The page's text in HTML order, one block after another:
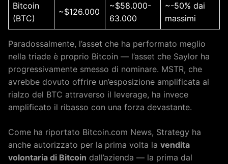
Bitcoin
(BTC)
~$126.000
~$58.000-
63.000
~-50% dai
massimi
Paradossalmente, l’asset che ha performato meglio
nella triade è proprio Bitcoin — l’asset che Saylor ha
progressivamente smesso di nominare. MSTR, che
avrebbe dovuto offrire un’esposizione amplificata al
rialzo del BTC attraverso il leverage, ha invece
amplificato il ribasso con una forza devastante.
Come ha riportato Bitcoin.com News, Strategy ha
anche autorizzato per la prima volta la vendita
volontaria di Bitcoin dall’azienda — la prima dal